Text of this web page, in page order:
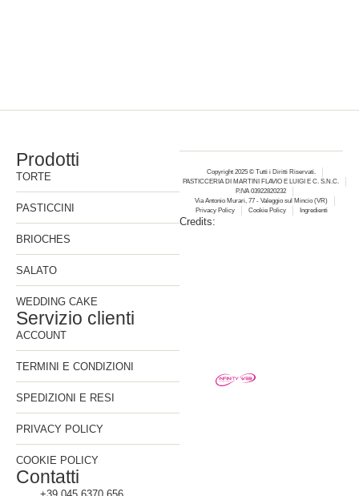
Prodotti
TORTE
PASTICCINI
BRIOCHES
SALATO
WEDDING CAKE
Servizio clienti
ACCOUNT
TERMINI E CONDIZIONI
SPEDIZIONI E RESI
PRIVACY POLICY
COOKIE POLICY
Contatti
Copyright 2025 © Tutti i Diritti Riservati.
PASTICCERIA DI MARTINI FLAVIO E LUIGI E C. S.N.C.
P.IVA 03922820232
Via Antonio Murari, 77 - Valeggio sul Mincio (VR)
Privacy Policy
Cookie Policy Ingredienti
Credits: